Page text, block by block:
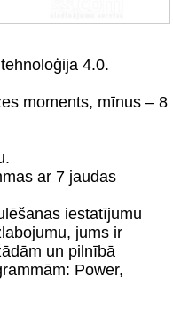
4.0.
moments, mīnus – 8
ar 7 jaudas
iestatījumu
jums ir
un pilnībā
Power,